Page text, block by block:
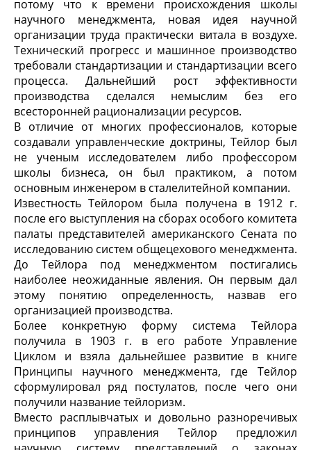
потому что к времени происхождения школы
научного менеджмента, новая идея научной
организации труда практически витала в воздухе.
Технический прогресс и машинное производство
требовали стандартизации и стандартизации всего
процесса. Дальнейший рост эффективности
производства сделался немыслим без его
всесторонней рационализации ресурсов.
В отличие от многих профессионалов, которые
создавали управленческие доктрины, Тейлор был
не ученым исследователем либо профессором
школы бизнеса, он был практиком, а потом
основным инженером в сталелитейной компании.
Известность Тейлором была получена в 1912 г.
после его выступления на сборах особого комитета
палаты представителей американского Сената по
исследованию систем общецехового менеджмента.
До Тейлора под менеджментом постигались
наиболее неожиданные явления. Он первым дал
этому понятию определенность, назвав его
организацией производства.
Более конкретную форму система Тейлора
получила в 1903 г. в его работе Управление
Циклом и взяла дальнейшее развитие в книге
Принципы научного менеджмента, где Тейлор
сформулировал ряд постулатов, после чего они
получили названиетейлоризм.
Вместо расплывчатых и довольно разноречивых
принципов управления Тейлор предложил